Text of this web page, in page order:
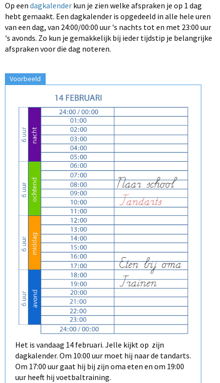
Op een dagkalender kun je zien welke afspraken je op 1 dag
hebt gemaakt. Een dagkalender is opgedeeld in alle hele uren
van een dag, van 24:00/00:00 uur 's nachts tot en met 23:00 uur
's avonds. Zo kun je gemakkelijk bij ieder tijdstip je belangrijke
afspraken voor die dag noteren.
Voorbeeld
Het is vandaag 14 februari. Jelle kijkt op zijn
dagkalender. Om 10:00 uur moet hij naar de tandarts.
Om 17:00 uur gaat hij bij zijn oma eten en om 19:00
uur heeft hij voetbaltraining.